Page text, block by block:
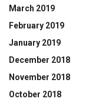
March 2019
February 2019
January 2019
December 2018
November 2018
October 2018